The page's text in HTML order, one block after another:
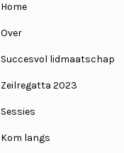
Home
Over
Succesvol lidmaatschap
Zeilregatta 2023
Sessies
Kom langs